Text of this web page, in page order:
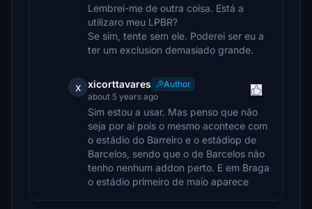
Lembrei-me de outra coisa. Está a
utilizaro meu LPBR?
Se sim, tente sem ele. Poderei ser eu a
ter um exclusion demasiado grande.
x xicorttavares
Author
about 5 years ago
Sim estou a usar. Mas penso que não
seja por ai pois o mesmo acontece com
o estádio do Barreiro e o estádiop de
Barcelos, sendo que o de Barcelos não
tenho nenhum addon perto. E em Braga
o estádio primeiro de maio aparece